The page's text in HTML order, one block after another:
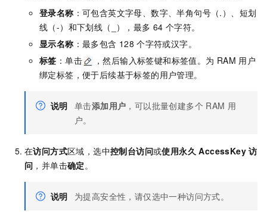
登录名称 ：可包含英文字母、数字、半角句号（.）、短划
线（-）和下划线（_），最多 64 个字符。
显示名称 ：最多包含 128 个字符或汉字。
标签 ：单击 ，然后输入标签键和标签值。为 RAM 用户
绑定标签，便于后续基于标签的用户管理。
说明 单击添加用户 ，可以批量创建多个 RAM 用
户。
在访问方式区域，选中控制台访问或使用永久 AccessKey 访
问 ，并单击确定 。
说明 为提高安全性，请仅选中一种访问方式。